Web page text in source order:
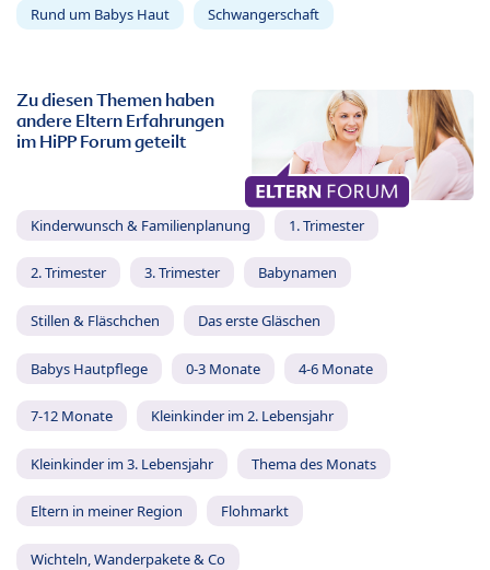
Rund um Babys Haut Schwangerschaft
Zu diesen Themen haben
andere Eltern Erfahrungen
im HiPP Forum geteilt
Kinderwunsch & Familienplanung 1. Trimester
2. Trimester 3. Trimester Babynamen
Stillen & Fläschchen Das erste Gläschen
Babys Hautpflege 0-3 Monate 4-6 Monate
7-12 Monate Kleinkinder im 2. Lebensjahr
Kleinkinder im 3. Lebensjahr Thema des Monats
Eltern in meiner Region Flohmarkt
Wichteln, Wanderpakete & Co